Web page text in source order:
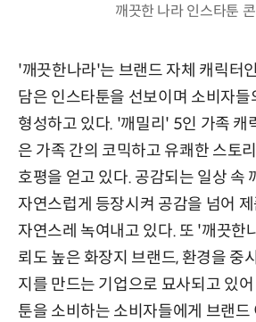
깨끗한 나라 인스타툰
'깨끗한나라'는 브랜드 자체 캐릭터
담은 인스타툰을 선보이며 소비자들
형성하고 있다. '깨밀리' 5인 가족 캐
은 가족 간의 코믹하고 유쾌한 스토
호평을 얻고 있다. 공감되는 일상 속
자연스럽게 등장시켜 공감을 넘어
자연스레 녹여내고 있다. 또 '깨끗한
뢰도 높은 화장지 브랜드, 환경을 중
지를 만드는 기업으로 묘사되고 있
툰을 소비하는 소비자들에게 브랜드